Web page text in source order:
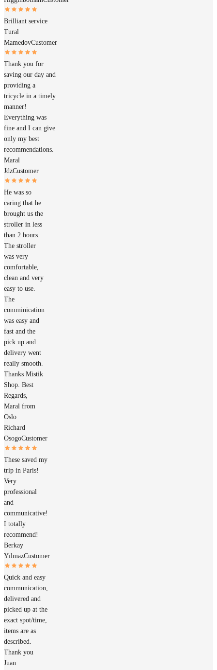
Brilliant service
Tural
MamedovCustomer
Thank you for
saving our day and
providing a
tricycle in a timely
manner!
Everything was
fine and I can give
only my best
recommendations.
Maral
JdzCustomer
He was so
caring that he
brought us the
stroller in less
than 2 hours.
The stroller
was very
comfortable,
clean and very
easy to use.
The
comminication
was easy and
fast and the
pick up and
delivery went
really smooth.
Thanks Mistik
Shop. Best
Regards,
Maral from
Oslo
Richard
OsogoCustomer
These saved my
trip in Paris!
Very
professional
and
communicative!
I totally
recommend!
Berkay
YılmazCustomer
Quick and easy
communication,
delivered and
picked up at the
exact spot/time,
items are as
described.
Thank you
Juan